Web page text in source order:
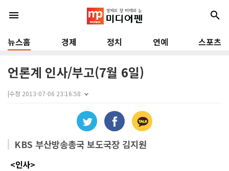
menu search
뉴스홈 경제 정치 연예 스포츠
언론계 인사/부고(7월 6일)
|수정 2013-07-06 23:16:58
KBS 부산방송총국 보도국장 김지원
<인사>